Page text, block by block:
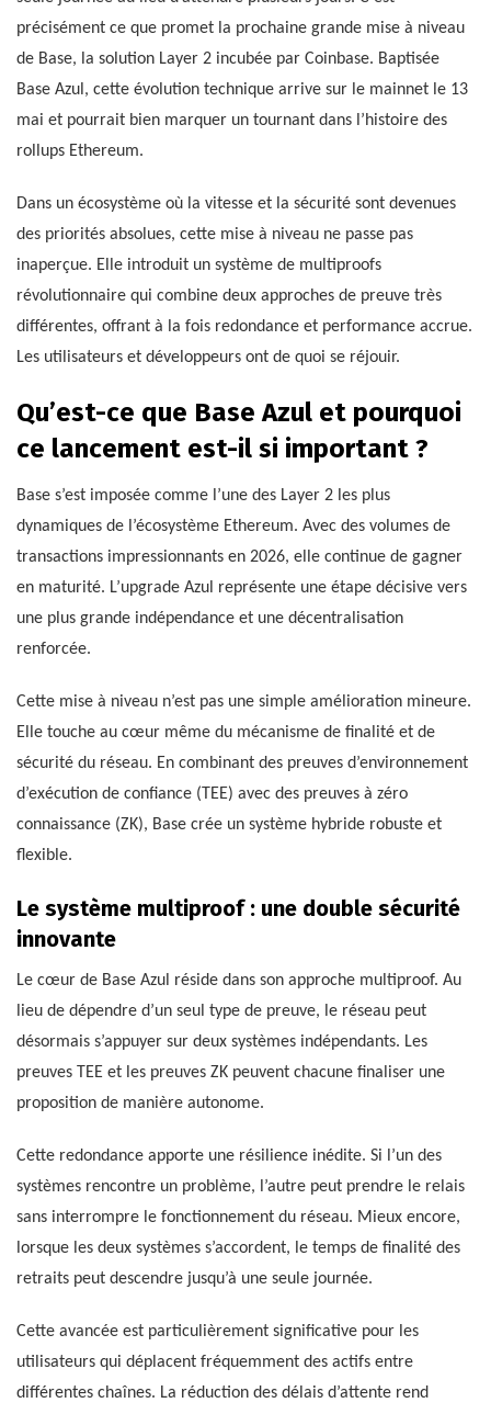
précisément ce que promet la prochaine grande mise à niveau
de Base, la solution Layer 2 incubée par Coinbase. Baptisée
Base Azul, cette évolution technique arrive sur le mainnet le 13
mai et pourrait bien marquer un tournant dans l’histoire des
rollups Ethereum.
Dans un écosystème où la vitesse et la sécurité sont devenues
des priorités absolues, cette mise à niveau ne passe pas
inaperçue. Elle introduit un système de multiproofs
révolutionnaire qui combine deux approches de preuve très
différentes, offrant à la fois redondance et performance accrue.
Les utilisateurs et développeurs ont de quoi se réjouir.
Qu’est-ce que Base Azul et pourquoi
ce lancement est-il si important ?
Base s’est imposée comme l’une des Layer 2 les plus
dynamiques de l’écosystème Ethereum. Avec des volumes de
transactions impressionnants en 2026, elle continue de gagner
en maturité. L’upgrade Azul représente une étape décisive vers
une plus grande indépendance et une décentralisation
renforcée.
Cette mise à niveau n’est pas une simple amélioration mineure.
Elle touche au cœur même du mécanisme de finalité et de
sécurité du réseau. En combinant des preuves d’environnement
d’exécution de confiance (TEE) avec des preuves à zéro
connaissance (ZK), Base crée un système hybride robuste et
flexible.
Le système multiproof : une double sécurité
innovante
Le cœur de Base Azul réside dans son approche multiproof. Au
lieu de dépendre d’un seul type de preuve, le réseau peut
désormais s’appuyer sur deux systèmes indépendants. Les
preuves TEE et les preuves ZK peuvent chacune finaliser une
proposition de manière autonome.
Cette redondance apporte une résilience inédite. Si l’un des
systèmes rencontre un problème, l’autre peut prendre le relais
sans interrompre le fonctionnement du réseau. Mieux encore,
lorsque les deux systèmes s’accordent, le temps de finalité des
retraits peut descendre jusqu’à une seule journée.
Cette avancée est particulièrement significative pour les
utilisateurs qui déplacent fréquemment des actifs entre
différentes chaînes. La réduction des délais d’attente rend